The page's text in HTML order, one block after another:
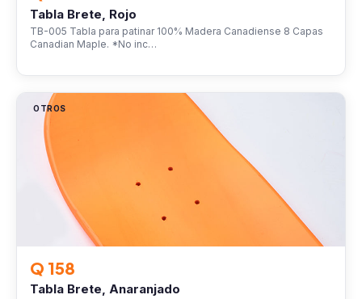
Tabla Brete, Rojo
TB-005 Tabla para patinar 100% Madera Canadiense 8 Capas
Canadian Maple. *No inc…
OTROS
Q 158
Tabla Brete, Anaranjado